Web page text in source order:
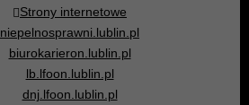
Strony internetowe
niepelnosprawni.lublin.pl
biurokarieron.lublin.pl
lb.lfoon.lublin.pl
dnj.lfoon.lublin.pl